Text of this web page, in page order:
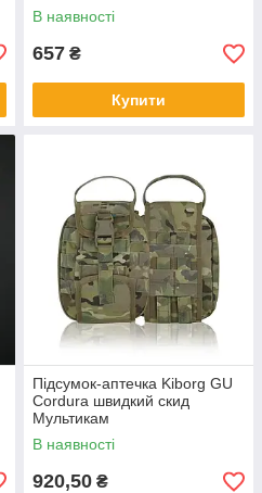
В наявності
657 ₴
Купити
Підсумок-аптечка Kiborg GU
Cordura швидкий скид
Мультикам
В наявності
920,50 ₴